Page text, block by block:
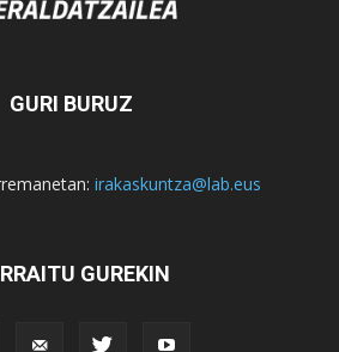
GURI BURUZ
irakaskuntza@lab.eus
GUREKIN